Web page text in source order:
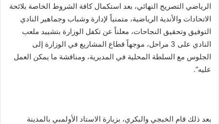
الرياضي التصريح النهائي، بعد استكمال كافة الشروط الخاصة بلائحة
الاتحادات والأندية الرياضية، متمنياً لإدارة وشباب وجماهير النادي
التوفيق وتحقيق النجاحات، معلناً عن تكفل الوزارة بتشييد ملعب
النادي على 3 مراحل، موجهاً قطاع المشاريع في الوزارة إلى
الجلوس مع السلطة المحلية في المديرية، ومناقشة ما يمكن العمل
عليه”.
بعد ذلك قام الخبجي والبكري، بزيارة الاستاد الأولمبي بالمدينة